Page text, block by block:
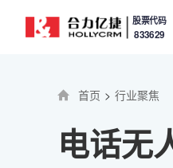
股票代码
833629
首页 > 行业聚焦
电话无